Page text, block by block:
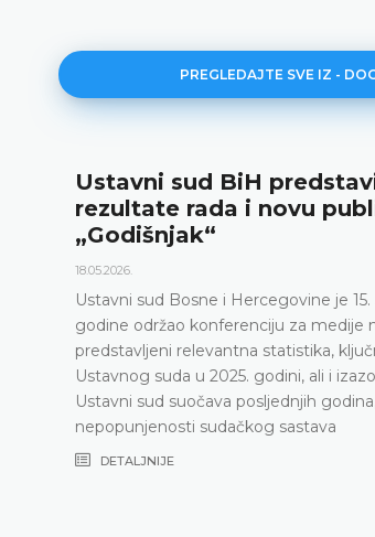
PREGLEDAJTE SVE IZ -
Ustavni sud BiH
rezultate rada i novu
„Godišnjak“
18.05.2026.
Ustavni sud Bosne i Hercegovine je 15.
godine održao konferenciju za medije
predstavljeni relevantna statistika,
Ustavnog suda u 2025. godini, ali i
Ustavni sud suočava posljednjih
nepopunjenosti sudačkog sastava
DETALJNIJE